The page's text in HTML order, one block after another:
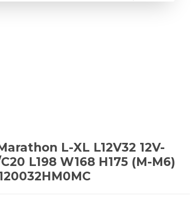
L-XL L12V32 12V-
L198 W168 H175 (M-M6)